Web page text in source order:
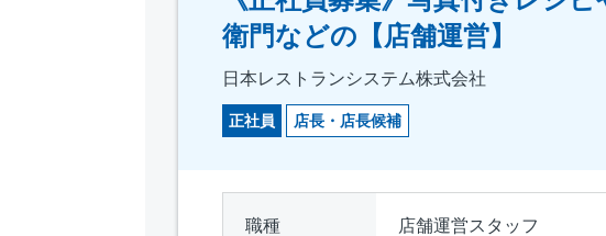
衛門などの【店舗運営】
日本レストランシステム株式会社
正社員 店長・店長候補
職種 店舗運営スタッフ